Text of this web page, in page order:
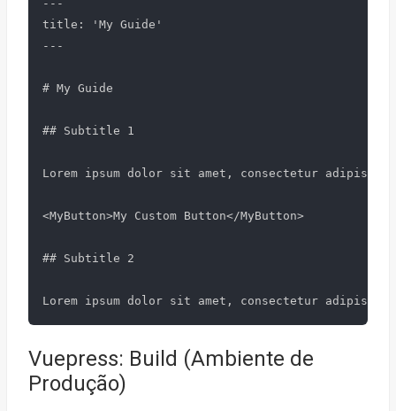
---
title: 'My Guide'
---
# My Guide
## Subtitle 1
Lorem ipsum dolor sit amet, consectetur
<MyButton>My Custom Button</MyButton>
## Subtitle 2
Vuepress: Build (Ambiente de
Produção)